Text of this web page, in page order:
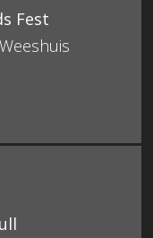
Fest